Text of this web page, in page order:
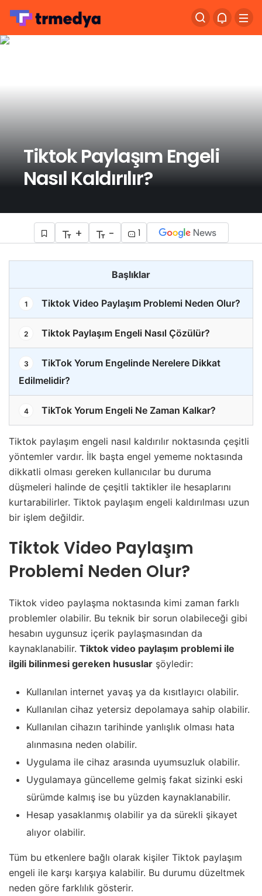
Tiktok Paylaşım Engeli
Nasıl Kaldırılır?
+ - 1
Başlıklar
1 Tiktok Video Paylaşım Problemi Neden Olur?
2 Tiktok Paylaşım Engeli Nasıl Çözülür?
3
TikTok Yorum Engelinde Nerelere Dikkat
Edilmelidir?
4 TikTok Yorum Engeli Ne Zaman Kalkar?
Tiktok paylaşım engeli nasıl kaldırılır noktasında çeşitli
yöntemler vardır. İlk başta engel yememe noktasında
dikkatli olması gereken kullanıcılar bu duruma
düşmeleri halinde de çeşitli taktikler ile hesaplarını
kurtarabilirler. Tiktok paylaşım engeli kaldırılması uzun
bir işlem değildir.
Tiktok Video Paylaşım
Problemi Neden Olur?
Tiktok video paylaşma noktasında kimi zaman farklı
problemler olabilir. Bu teknik bir sorun olabileceği gibi
hesabın uygunsuz içerik paylaşmasından da
kaynaklanabilir. Tiktok video paylaşım problemi ile
ilgili bilinmesi gereken hususlar şöyledir:
Kullanılan internet yavaş ya da kısıtlayıcı olabilir.
Kullanılan cihaz yetersiz depolamaya sahip olabilir.
Kullanılan cihazın tarihinde yanlışlık olması hata
alınmasına neden olabilir.
Uygulama ile cihaz arasında uyumsuzluk olabilir.
Uygulamaya güncelleme gelmiş fakat sizinki eski
sürümde kalmış ise bu yüzden kaynaklanabilir.
Hesap yasaklanmış olabilir ya da sürekli şikayet
alıyor olabilir.
Tüm bu etkenlere bağlı olarak kişiler Tiktok paylaşım
engeli ile karşı karşıya kalabilir. Bu durumu düzeltmek
neden göre farklılık gösterir.